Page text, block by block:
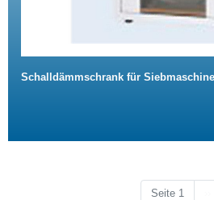
Schalldämmschrank für
Seite 1